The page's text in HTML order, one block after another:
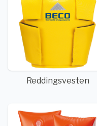
Reddingsvesten